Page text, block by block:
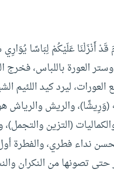
أَنْزَلْنَا عَلَيْكُمْ لِبَاسًا
وستر العورة باللباس،
ليرد كيد اللئيم
والريش والرياش
(التزين
نداء فطري، والفطرة
حتى تصونها من النكران